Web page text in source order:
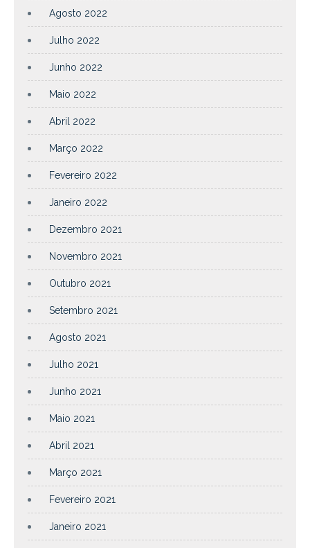
Agosto 2022
Julho 2022
Junho 2022
Maio 2022
Abril 2022
Março 2022
Fevereiro 2022
Janeiro 2022
Dezembro 2021
Novembro 2021
Outubro 2021
Setembro 2021
Agosto 2021
Julho 2021
Junho 2021
Maio 2021
Abril 2021
Março 2021
Fevereiro 2021
Janeiro 2021